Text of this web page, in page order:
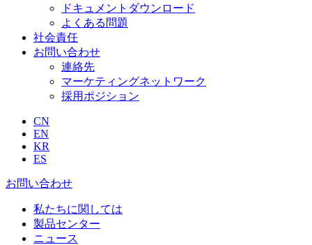
ドキュメントダウンロード
よくある問題
社会責任
お問い合わせ
連絡先
マーケティングネットワーク
採用ポジション
CN
EN
KR
ES
お問い合わせ
私たちに関しては
製品センター
ニュース